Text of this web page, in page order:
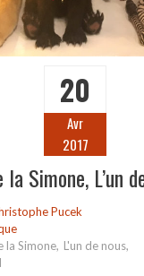
20
Avr
2017
Simone, L’un
Pucek
la Simone, L'un de nous,